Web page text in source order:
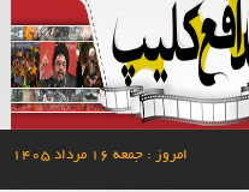
امروز : جمعه ۱۶ مرداد ۱۴۰۵